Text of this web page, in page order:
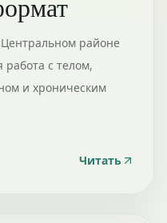
районе
работа с телом,
и хроническим
Читать